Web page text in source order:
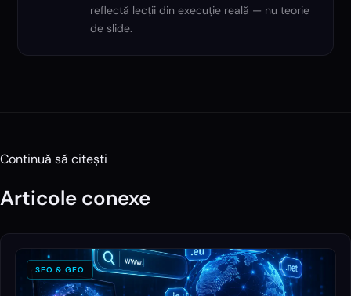
reflectă lecții din execuție reală — nu teorie
de slide.
Continuă să citești
Articole conexe
SEO & GEO